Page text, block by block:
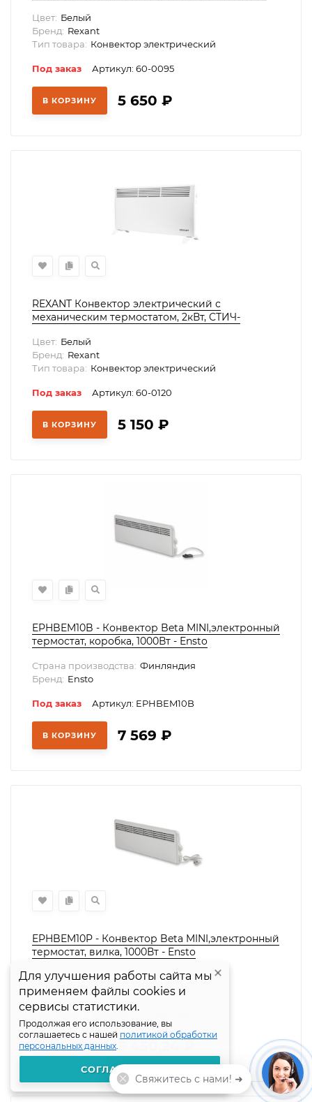
Для улучшения работы сайта мы
применяем файлы cookies и
сервисы статистики.
Продолжая его использование, вы
соглашаетесь с нашей политикой обработки
персональных данных.
СОГЛАШАЮСЬ
Цвет: Белый
Бренд: Rexant
Тип товара: Конвектор электрический
Под заказ Артикул: 60-0095
В КОРЗИНУ 5 650 ₽
REXANT Конвектор электрический с
механическим термостатом, 2кВт, СТИЧ-
Цвет: Белый
Бренд: Rexant
Тип товара: Конвектор электрический
Под заказ Артикул: 60-0120
В КОРЗИНУ 5 150 ₽
EPHBEM10B - Конвектор Beta MINI,электронный
термостат, коробка, 1000Вт - Ensto
Страна производства: Финляндия
Бренд: Ensto
Под заказ Артикул: EPHBEM10B
В КОРЗИНУ 7 569 ₽
EPHBEM10P - Конвектор Beta MINI,электронный
термостат, вилка, 1000Вт - Ensto
Страна производства: Финляндия
Бренд: Ensto
Под заказ Артикул: EPHBEM10P
В КОРЗИНУ
Для улучшения работы сайта мы
применяем файлы cookies и
сервисы статистики.
Продолжая его использование, вы
соглашаетесь с нашей политикой обработки
персональных данных.
СОГЛАШАЮСЬ
Свяжитесь с нами! ➜